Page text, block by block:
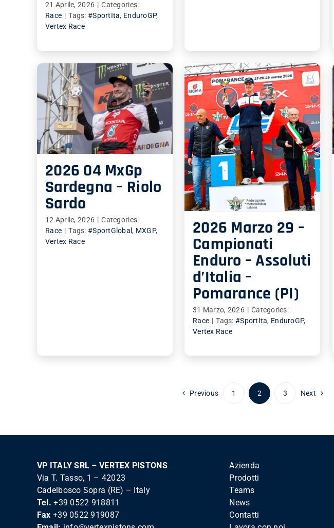
21 Aprile, 2026 | Categories:
Race | Tags: #SportIta, EnduroGP,
Vertex Race
2026 04 MxGp
Sardegna – Riolo
Sardo
12 Aprile, 2026 | Categories:
Race | Tags: #SportGlobal , MXGP,
Vertex Race
2026 Marzo 29 –
Campionati
Enduro – Assoluti
d’Italia –
Pomarance (PI)
31 Marzo, 2026 | Categories:
Race | Tags: #SportIta, EnduroGP,
Vertex Race
Previous 1 2 3 Next
VP ITALY SRL – VERTEX PISTONS
Via T. Tasso, 1 – 42023
Cadelbosco Sopra (RE) – Italy
Tel. +39 0522 918811
Fax +39 0522 919087
Azienda
Prodotti
Teams
News
Contatti